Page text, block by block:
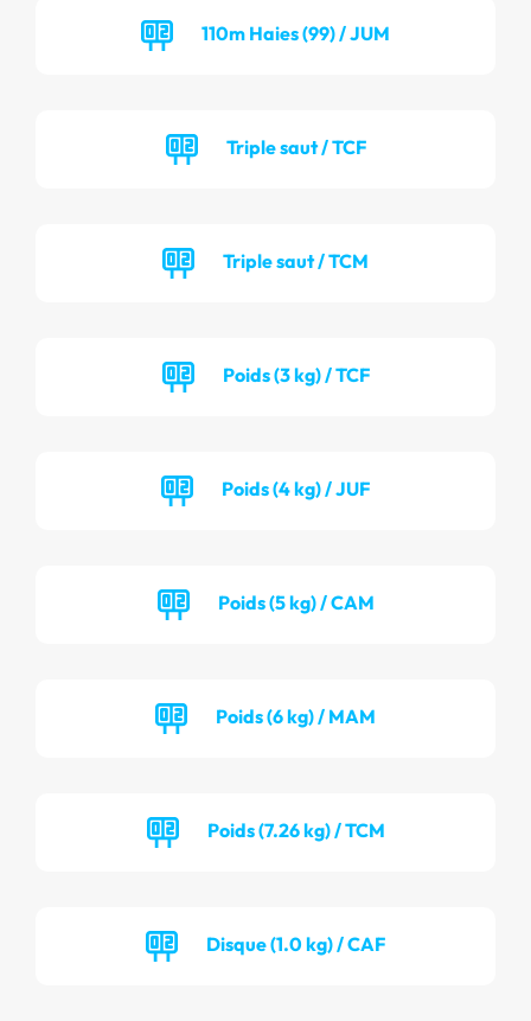
110m Haies (99) / JUM
Triple saut / TCF
Triple saut / TCM
Poids (3 kg) / TCF
Poids (4 kg) / JUF
Poids (5 kg) / CAM
Poids (6 kg) / MAM
Poids (7.26 kg) / TCM
Disque (1.0 kg) / CAF